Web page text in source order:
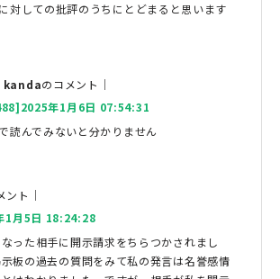
対しての批評のうちにとどまると思います
kandaのコメント｜
年1月6日 07:54:31
読んでみないと分かりません
ント｜
1月5日 18:24:28
った相手に開示請求をちらつかされまし
板の過去の質問をみて私の発言は名誉感情